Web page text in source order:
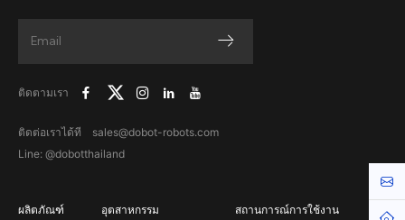
ติดตามเรา
ติดต่อเราได้ที sales@dobot-robots.com
Line: @dobotthailand
ผลิตภัณฑ์ อุตสาหกรรม สถานการณ์การใช้งาน